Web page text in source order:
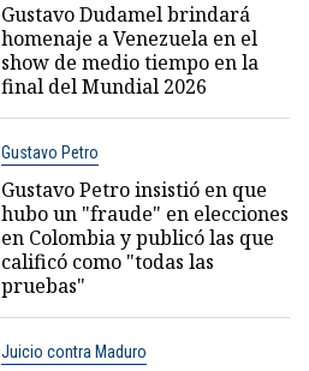
Gustavo Dudamel brindará
homenaje a Venezuela en el
show de medio tiempo en la
final del Mundial 2026
Gustavo Petro
Gustavo Petro insistió en que
hubo un "fraude" en elecciones
en Colombia y publicó las que
calificó como "todas las
pruebas"
Juicio contra Maduro